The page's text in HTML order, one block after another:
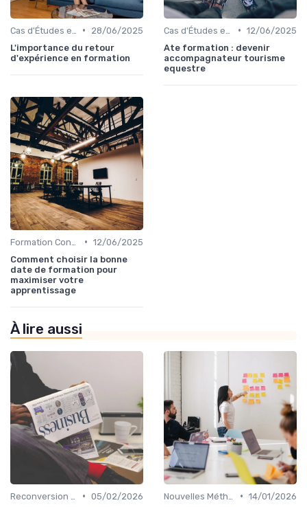
•
28/06/2025
L'importance du retour
d'expérience en formation
• 12/06/2025
Ate formation : devenir
accompagnateur tourisme
equestre
• 12/06/2025
Comment choisir la bonne
date de formation pour
maximiser votre
apprentissage
À lire aussi
• 05/02/2026
• 14/01/2026